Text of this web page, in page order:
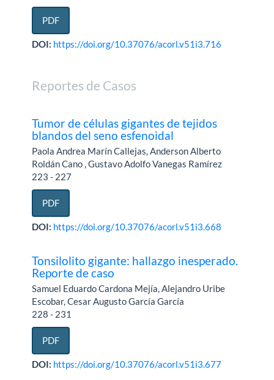
PDF
DOI: https://doi.org/10.37076/acorl.v51i3.716
Reportes de Casos
Tumor de células gigantes de tejidos
blandos del seno esfenoidal
Paola Andrea Marín Callejas, Anderson Alberto
Roldán Cano , Gustavo Adolfo Vanegas Ramírez
223 - 227
PDF
DOI: https://doi.org/10.37076/acorl.v51i3.668
Tonsilolito gigante: hallazgo inesperado.
Reporte de caso
Samuel Eduardo Cardona Mejía, Alejandro Uribe
Escobar, Cesar Augusto García García
228 - 231
PDF
DOI: https://doi.org/10.37076/acorl.v51i3.677